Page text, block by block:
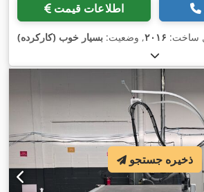
اطلاعات قیمت
ساخت: ۲۰۱۶, وضعیت: بسیار خوب (کارکرده)
ذخیره جستجو